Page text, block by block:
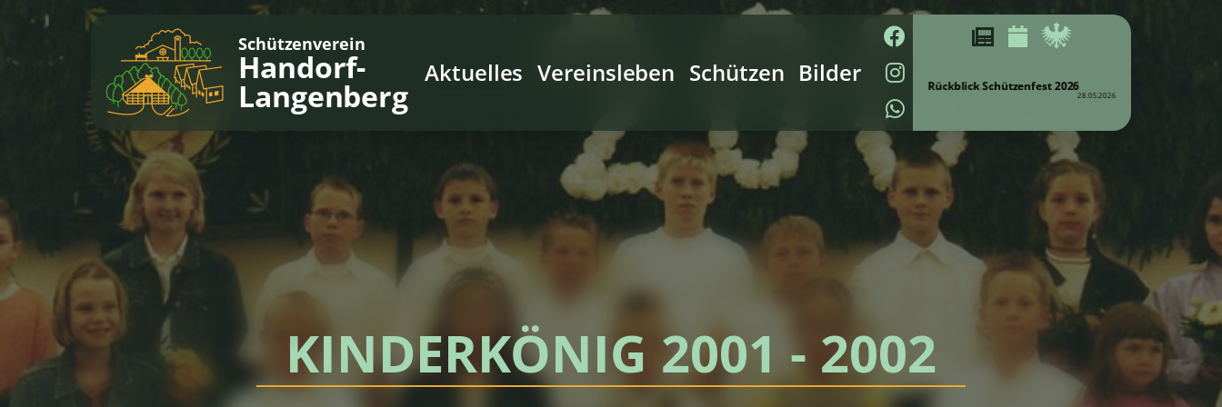
Schützenverein
Handorf-
Langenberg Rückblick Schützenfest 2026
28.05.2026
Aktuelles Vereinsleben Schützen Bilder
KINDERKÖNIG 2001 - 2002